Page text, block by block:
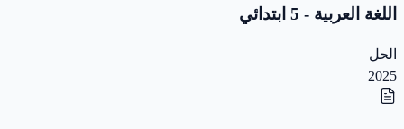
اللغة العربية - 5 ابتدائي
الحل
2025